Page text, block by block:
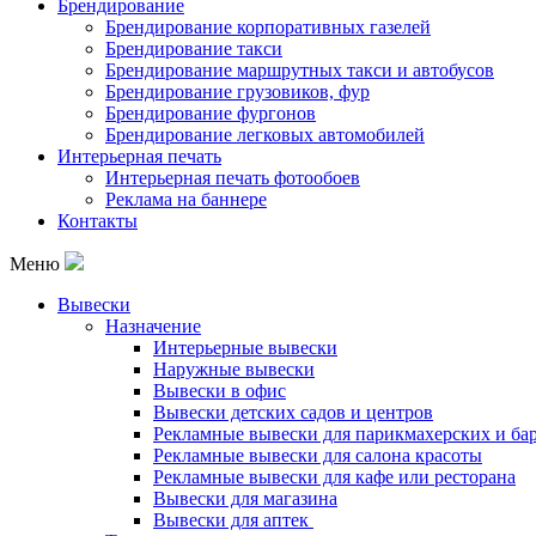
Брендирование
Брендирование корпоративных газелей
Брендирование такси
Брендирование маршрутных такси и автобусов
Брендирование грузовиков, фур
Брендирование фургонов
Брендирование легковых автомобилей
Интерьерная печать
Интерьерная печать фотообоев
Реклама на баннере
Контакты
Меню
Вывески
Назначение
Интерьерные вывески
Наружные вывески
Вывески в офис
Вывески детских садов и центров
Рекламные вывески для парикмахерских и
Рекламные вывески для салона красоты
Рекламные вывески для кафе или ресторана
Вывески для магазина
Вывески для аптек